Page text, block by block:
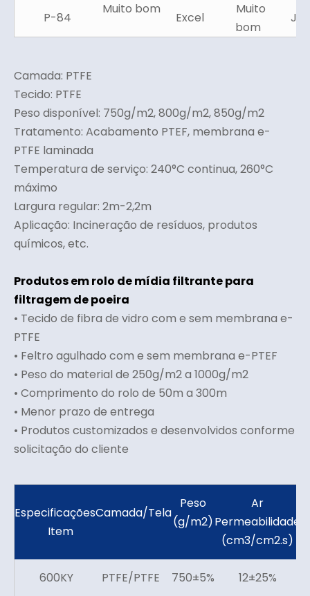
P-84
Muito bom
Excel
Muito
bom
Camada: PTFE
Tecido: PTFE
Peso disponível: 750g/m2, 800g/m2, 850g/m2
Tratamento: Acabamento PTEF, membrana e-
PTFE laminada
Temperatura de serviço: 240°C continua, 260°C
máximo
Largura regular: 2m-2,2m
Aplicação: Incineração de resíduos, produtos
químicos, etc.
Produtos em rolo de mídia filtrante para
filtragem de poeira
• Tecido de fibra de vidro com e sem membrana e-
PTFE
• Feltro agulhado com e sem membrana e-PTEF
• Peso do material de 250g/m2 a 1000g/m2
• Comprimento do rolo de 50m a 300m
• Menor prazo de entrega
• Produtos customizados e desenvolvidos conforme
solicitação do cliente
Especificações
Item
Camada/Tela
Peso
(g/m2)
Ar
Permeabilidade
(cm3/cm2.s)
600KY PTFE/PTFE 750±5% 12±25%